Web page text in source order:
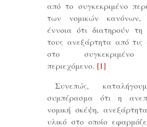
από το συγκεκριμένο
των νομικών
έννοια ότι διατηρούν τη
τους ανεξάρτητα από τις
στο συγκεκριμένο
περιεχόμενο. [1]
Συνεπώς,
συμπέρασμα ότι η
νομική σκέψη,
υλικό στο οποίο